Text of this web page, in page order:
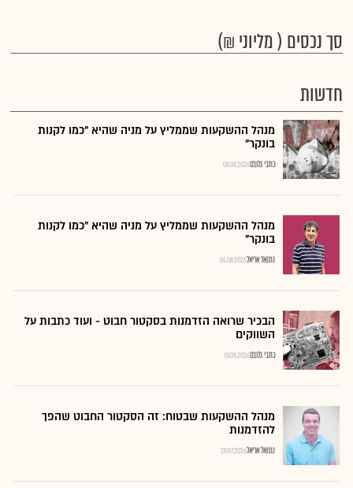
סך נכסים ( מליוני ₪)
חדשות
מנהל ההשקעות שממליץ על מניה שהיא "כמו לקנות
בונקר"
08.08.2026כתבי גלובס
מנהל ההשקעות שממליץ על מניה שהיא "כמו לקנות
בונקר"
04.08.2026נתנאל אריאל
הבכיר שרואה הזדמנות בסקטור חבוט - ועוד כתבות על
השווקים
01.08.2026כתבי גלובס
מנהל ההשקעות שבטוח: זה הסקטור החבוט שהפך
להזדמנות
28.07.2026נתנאל אריאל